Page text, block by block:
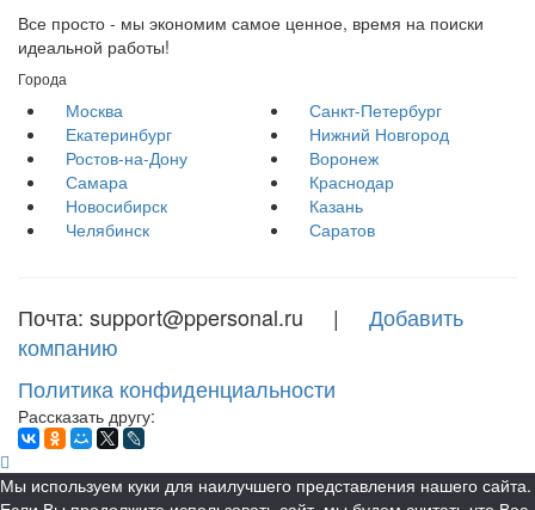
Все просто - мы экономим самое ценное, время на поиски
идеальной работы!
Города
Москва
Санкт-Петербург
Екатеринбург
Нижний Новгород
Ростов-на-Дону
Воронеж
Самара
Краснодар
Новосибирск
Казань
Челябинск
Саратов
Почта: support@ppersonal.ru | Добавить
компанию
Политика конфиденциальности
Рассказать другу:
Мы используем куки для наилучшего представления нашего сайта.